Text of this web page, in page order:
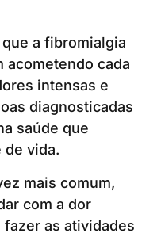
a fibromialgia
acometendo cada
intensas e
diagnosticadas
saúde que
de vida.
mais comum,
com a dor
as atividades